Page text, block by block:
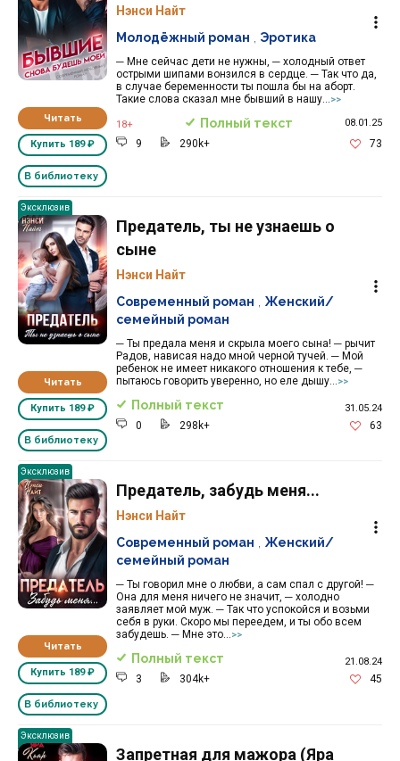
Читать
Купить 189 ₽
В библиотеку
Нэнси Найт
─ Мне сейчас дети не нужны, ─ холодный ответ
острыми шипами вонзился в сердце. ─ Так что да,
в случае беременности ты пошла бы на аборт.
Такие слова сказал мне бывший в нашу...
>>
Молодёжный роман Эротика
18+ Полный текст 08.01.25
9 290k+ 73
Эксклюзив
Читать
Купить 189 ₽
В библиотеку
Предатель, ты не узнаешь о
сыне
Нэнси Найт
─ Ты предала меня и скрыла моего сына! ─ рычит
Радов, нависая надо мной черной тучей. ─ Мой
ребенок не имеет никакого отношения к тебе, ─
пытаюсь говорить уверенно, но еле дышу...
>>
Современный роман
Женский/
семейный роман
Полный текст 31.05.24
0 298k+ 63
Эксклюзив
Читать
Купить 189 ₽
В библиотеку
Предатель, забудь меня...
Нэнси Найт
─ Ты говорил мне о любви, а сам спал с другой! ─
Она для меня ничего не значит, ─ холодно
заявляет мой муж. ─ Так что успокойся и возьми
себя в руки. Скоро мы переедем, и ты обо всем
забудешь. ─ Мне это...
>>
Современный роман
Женский/
семейный роман
Полный текст 21.08.24
3 304k+ 45
Эксклюзив
Запретная для мажора (Яра